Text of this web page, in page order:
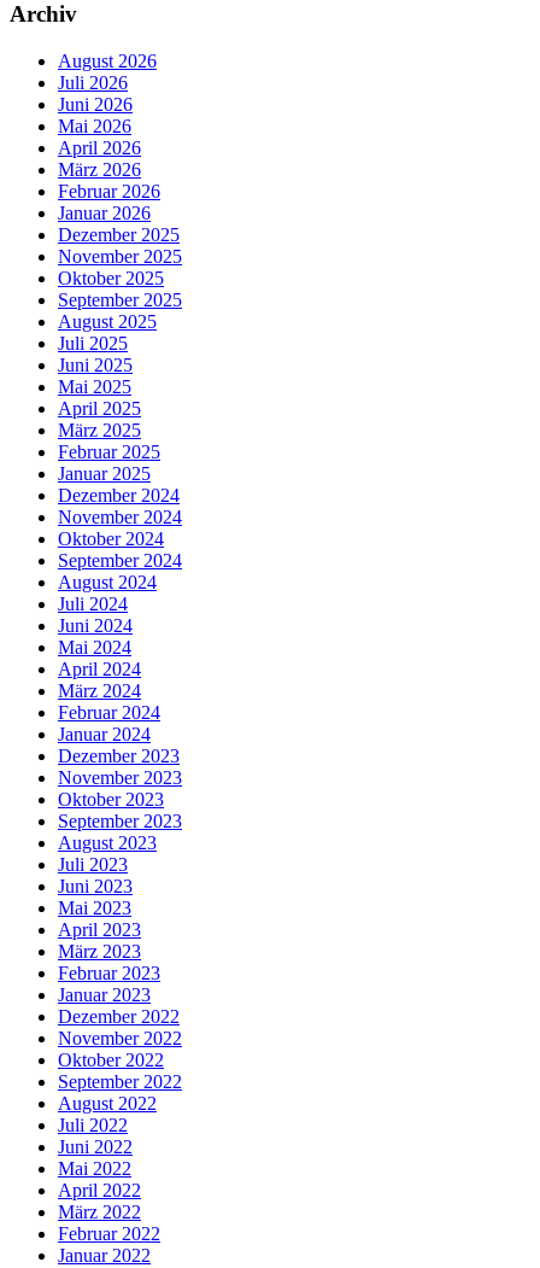
Archiv
August 2026
Juli 2026
Juni 2026
Mai 2026
April 2026
März 2026
Februar 2026
Januar 2026
Dezember 2025
November 2025
Oktober 2025
September 2025
August 2025
Juli 2025
Juni 2025
Mai 2025
April 2025
März 2025
Februar 2025
Januar 2025
Dezember 2024
November 2024
Oktober 2024
September 2024
August 2024
Juli 2024
Juni 2024
Mai 2024
April 2024
März 2024
Februar 2024
Januar 2024
Dezember 2023
November 2023
Oktober 2023
September 2023
August 2023
Juli 2023
Juni 2023
Mai 2023
April 2023
März 2023
Februar 2023
Januar 2023
Dezember 2022
November 2022
Oktober 2022
September 2022
August 2022
Juli 2022
Juni 2022
Mai 2022
April 2022
März 2022
Februar 2022
Januar 2022